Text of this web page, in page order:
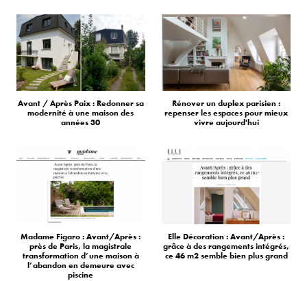
Avant / Après Paix : Redonner sa
modernité à une maison des
années 30
Rénover un duplex parisien :
repenser les espaces pour mieux
vivre aujourd'hui
Madame Figaro : Avant/Après :
près de Paris, la magistrale
transformation d’une maison à
l’abandon en demeure avec
piscine
Elle Décoration : Avant/Après :
grâce à des rangements intégrés,
ce 46 m2 semble bien plus grand